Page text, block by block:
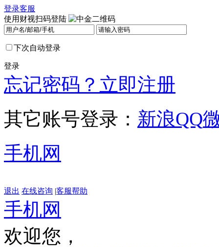
登录客服
使用财视扫码登陆
下次自动登录
登录
忘记密码？ 立即注册
其它账号登录： 新浪QQ
手机网
退出 在线咨询 |客服帮助
手机网
欢迎您，